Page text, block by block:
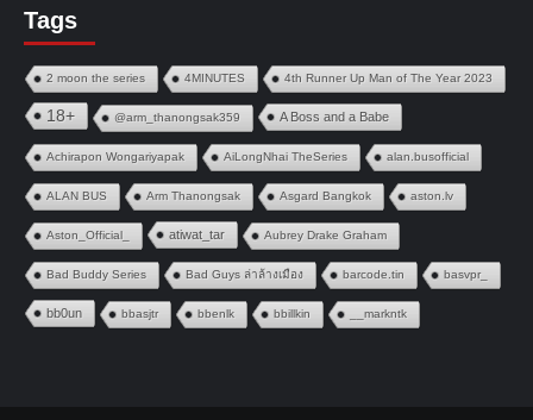
Tags
2 moon the series 4MINUTES 4th Runner Up Man of The Year 2023
18+ @arm_thanongsak359 A Boss and a Babe
Achirapon Wongariyapak AiLongNhai TheSeries alan.busofficial
ALAN BUS Arm Thanongsak Asgard Bangkok aston.lv
Aston_Official_ atiwat_tar Aubrey Drake Graham
Bad Buddy Series Bad Guys ล่าล้างเมือง barcode.tin basvpr_
bb0un bbasjtr bbenlk bbillkin __markntk